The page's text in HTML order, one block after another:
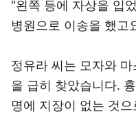
"왼쪽 등에 자상을 입
병원으로 이송을 했고
정유라 씨는 모자와
을 급히 찾았습니다.
명에 지장이 없는 것